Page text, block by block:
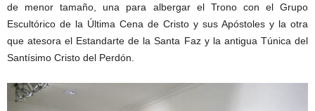
de menor tamaño, una para albergar el Trono con el Grupo
Escultórico de la Última Cena de Cristo y sus Apóstoles y la otra
que atesora el Estandarte de la Santa Faz y la antigua Túnica del
Santísimo Cristo del Perdón.